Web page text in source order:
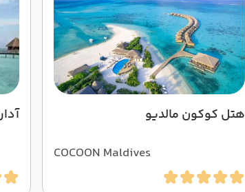
هتل کوکون مالدیو
COCOON Maldives